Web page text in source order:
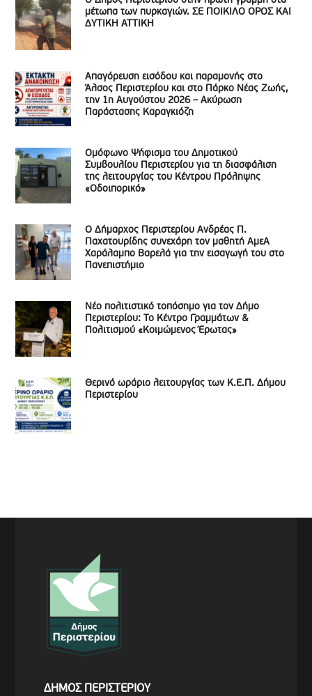
μέτωπα των πυρκαγιών. ΣΕ ΠΟΙΚΙΛΟ ΟΡΟΣ ΚΑΙ
ΔΥΤΙΚΗ ΑΤΤΙΚΗ
Απαγόρευση εισόδου και παραμονής στο
Άλσος Περιστερίου και στο Πάρκο Νέας Ζωής,
την 1η Αυγούστου 2026 – Ακύρωση
Παράστασης Καραγκιόζη
Ομόφωνο Ψήφισμα του Δημοτικού
Συμβουλίου Περιστερίου για τη διασφάλιση
της λειτουργίας του Κέντρου Πρόληψης
«Οδοιπορικό»
Ο Δήμαρχος Περιστερίου Ανδρέας Π.
Παχατουρίδης συνεχάρη τον μαθητή ΑμεΑ
Χαράλαμπο Βαρελά για την εισαγωγή του στο
Πανεπιστήμιο
Νέο πολιτιστικό τοπόσημο για τον Δήμο
Περιστερίου: Το Κέντρο Γραμμάτων &
Πολιτισμού «Κοιμώμενος Έρωτας»
Θερινό ωράριο λειτουργίας των Κ.Ε.Π. Δήμου
Περιστερίου
ΔΗΜΟΣ ΠΕΡΙΣΤΕΡΙΟΥ